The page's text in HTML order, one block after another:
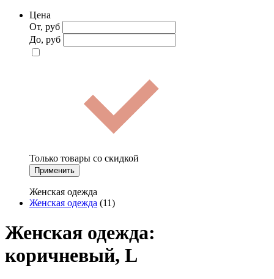
Цена
От, руб
До, руб
Только товары со скидкой
Применить
Женская одежда
Женская одежда (11)
Женская одежда:
коричневый, L